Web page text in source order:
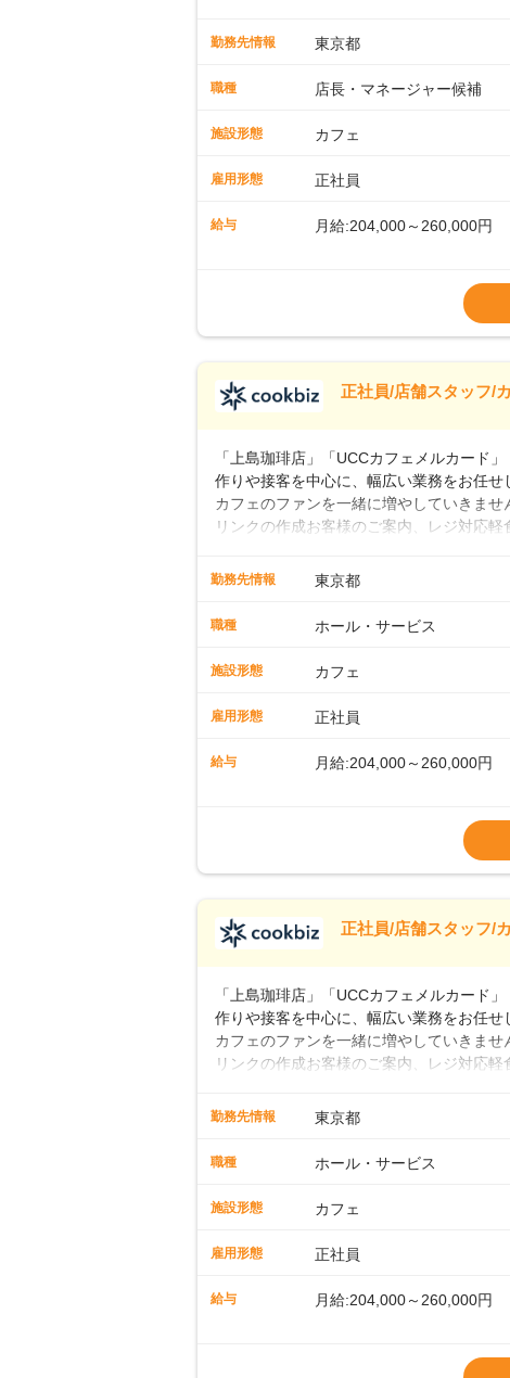
先輩スタッフが丁寧に教えます。スタッフ
に馴染める環境です。「カフェの接客は初
もお任せしていきます。「店舗のマネジ
ーへのステップアップもあり！長期のキャ
勤務先情報 東京都
職種 店長・マネージャー候補
施設形態 カフェ
雇用形態 正社員
給与 月給:204,000～260,000円
※経験・スキルを考慮の上
※別途、残業代および各種
※試用期間なし
■店長職： ・西日本／月給
■年収例・一般職：年収300
正社員/店舗スタッフ/
「上島珈琲店」「UCCカフェメルカード
作りや接客を中心に、幅広い業務をお任
カフェのファンを一緒に増やしていきま
リンクの作成お客様のご案内、レジ対応
寧に教えます。スタッフは20代から40代
す。「カフェの接客は初めて」という方も
成といった店舗運営をお任せします。実際
勤務先情報 東京都
職種 ホール・サービス
施設形態 カフェ
雇用形態 正社員
給与 月給:204,000～260,000円
※経験・スキルを考慮の上
※別途、残業代および各種
※試用期間なし
■店長職： ・西日本／月給
■年収例・一般職：年収300
正社員/店舗スタッフ/
「上島珈琲店」「UCCカフェメルカード
作りや接客を中心に、幅広い業務をお任
カフェのファンを一緒に増やしていきま
リンクの作成お客様のご案内、レジ対応
寧に教えます。スタッフは20代から40代
です。基本マニュアルやトレーニング研
す。「カフェの接客は初めて」という方も
タッフとして経験を積んだ後、店長を目
成といった店舗運営をお任せします。実際
も、無理なくステップアップできる環境
勤務先情報 東京都
職種 ホール・サービス
施設形態 カフェ
雇用形態 正社員
給与 月給:204,000～260,000円